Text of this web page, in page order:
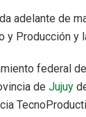
adelante de
y Producción y
federal
de Jujuy